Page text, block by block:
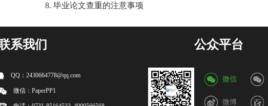
8. 毕业论文查重的注意事项
系我们
QQ：2430664778@qq.com
微信：PaperPP1
公众平台
微信
微博